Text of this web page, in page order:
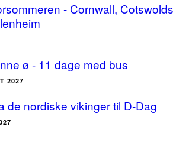
- Cornwall, Cotswolds
ø - 11 dage med bus
2027
de nordiske vikinger til D-Dag